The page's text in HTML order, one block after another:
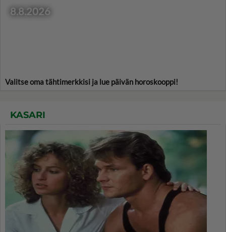
8.8.2026
Valitse oma tähtimerkkisi ja lue päivän horoskooppi!
KASARI